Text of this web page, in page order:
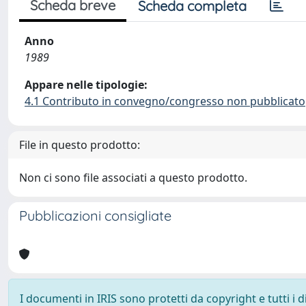
Scheda breve Scheda completa
Anno
1989
Appare nelle tipologie:
4.1 Contributo in convegno/congresso non pubblicato
File in questo prodotto:
Non ci sono file associati a questo prodotto.
Pubblicazioni consigliate
I documenti in IRIS sono protetti da copyright e tutti i